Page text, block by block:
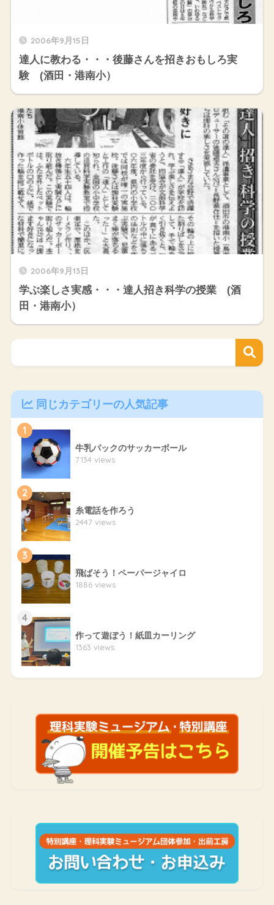
2006年9月15日
達人に教わる・・・後藤さんを招きおもしろ実
験 (酒田・港南小）
2006年9月13日
学ぶ楽しさ実感・・・達人招き科学の授業 (酒
田・港南小）
同じカテゴリーの人気記事
1
牛乳パックのサッカーボール
7134 views
2
糸電話を作ろう
2447 views
3
飛ばそう！ペーパージャイロ
1886 views
4
作って遊ぼう！紙皿カーリング
1363 views